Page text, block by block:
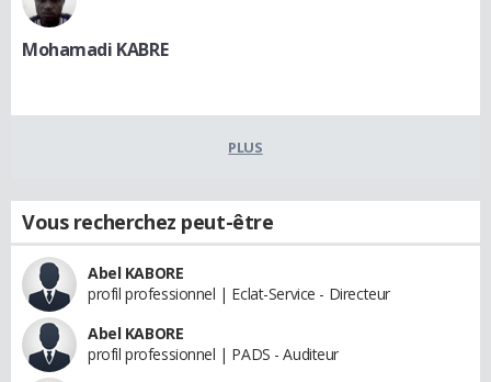
Mohamadi KABRE
PLUS
Vous recherchez peut-être
Abel KABORE
profil professionnel | Eclat-Service - Directeur
Abel KABORE
profil professionnel | PADS - Auditeur